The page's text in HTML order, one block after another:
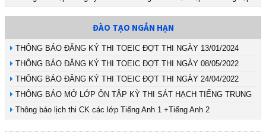
ĐÀO TẠO NGẮN HẠN
THÔNG BÁO ĐĂNG KÝ THI TOEIC ĐỢT THI NGÀY 13/01/2024
THÔNG BÁO ĐĂNG KÝ THI TOEIC ĐỢT THI NGÀY 08/05/2022
THÔNG BÁO ĐĂNG KÝ THI TOEIC ĐỢT THI NGÀY 24/04/2022
THÔNG BÁO MỞ LỚP ÔN TẬP KỲ THI SÁT HẠCH TIẾNG TRUNG
Thông báo lịch thi CK các lớp Tiếng Anh 1 +Tiếng Anh 2